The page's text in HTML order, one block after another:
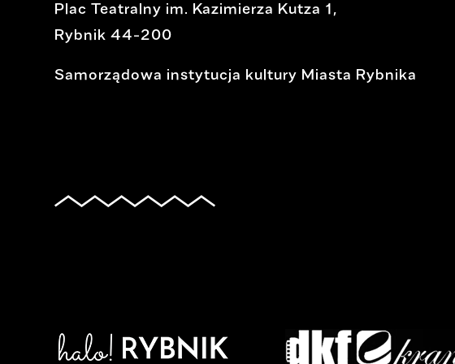
Plac Teatralny im. Kazimierza Kutza 1,
Rybnik 44-200
Samorządowa instytucja kultury Miasta Rybnika